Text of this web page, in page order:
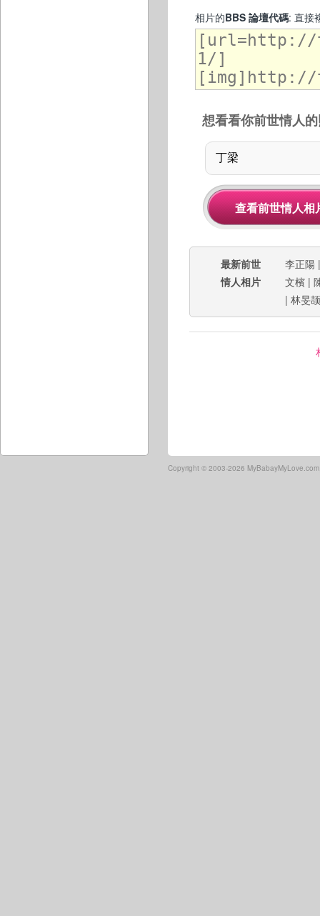
相片的BBS 論壇代碼: 直接
想看看你前世情人
最新前世
情人相片
李正陽
文檳 |
| 林旻颉
Copyright © 2003-2026